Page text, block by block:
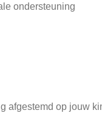
ondersteuning
afgestemd op jouw